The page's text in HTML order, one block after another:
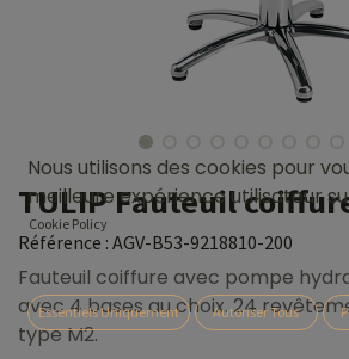
TULIP Fauteuil
Référence : AGV-B53-9218810-200
Fauteuil coiffure avec pompe
avec 4 bases au choix. 24
type M2.
Nous utilisons des cookies pour
meilleure expérience utilisateur
Cookie Policy
Essentiels Uniquement Autoriser Tous